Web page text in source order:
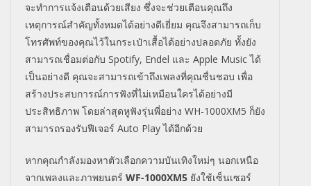
จะทำการแจ้งเตือนด้วยเสียง ซึ่งจะช่วยเตือนคุณถึง
เหตุการณ์สำคัญทั้งหมดได้อย่างดีเยี่ยม คุณจึงสามารถเก็บ
โทรศัพท์ของคุณไว้ในกระเป๋าเสื้อได้อย่างปลอดภัย ทั้งยัง
สามารถเชื่อมต่อกับ Spotify, Endel และ Apple Musicได้
เป็นอย่างดี คุณจะสามารถเข้าถึงเพลงที่คุณชื่นชอบ เพื่อ
สร้างประสบการณ์การฟังที่ไม่เหมือนใครได้อย่างมี
ประสิทธิภาพ โดยล่าสุดหูฟังรุ่นพี่อย่าง WH-1000XM5 ก็ยัง
สามารถรองรับฟีเจอร์ Auto Playได้อีกด้วย
หากคุณกำลังมองหาตัวเลือกความบันเทิงใหม่ๆ นอกเหนือ
จากเพลงและภาพยนตร์ WF-1000XM5 ยังใช้เซ็นเซอร์